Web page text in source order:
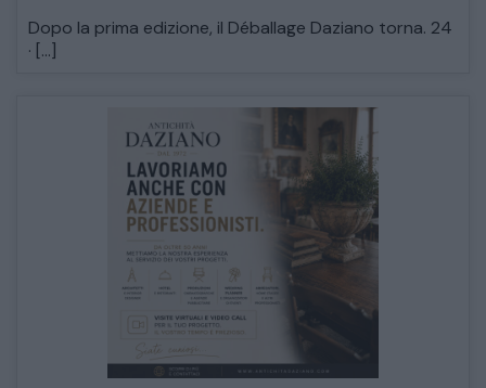
CATALOGO COMPLETO
MOBILI
CAMERE
Dopo la prima edizione, il Déballage Daziano torna. 24
· […]